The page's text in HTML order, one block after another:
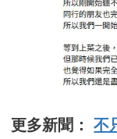
更多新聞：不